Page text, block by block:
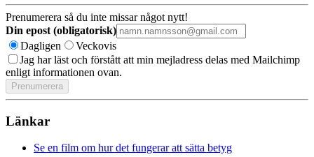
Prenumerera så du inte missar något nytt!
Din epost (obligatorisk)
Dagligen
Veckovis
Jag har läst och förstått att min mejladress delas med Mailchimp
enligt informationen ovan.
Länkar
Se en film om hur det fungerar att sätta betyg